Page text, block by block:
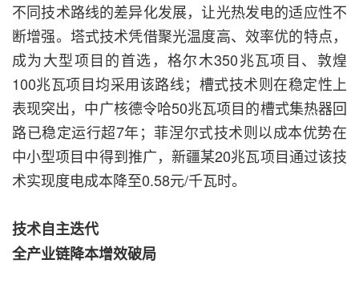
不同技术路线的差异化发展，让光热发电的适应性不
断增强。塔式技术凭借聚光温度高、效率优的特点，
成为大型项目的首选，格尔木350兆瓦项目、敦煌
100兆瓦项目均采用该路线；槽式技术则在稳定性上
表现突出，中广核德令哈50兆瓦项目的槽式集热器回
路已稳定运行超7年；菲涅尔式技术则以成本优势在
中小型项目中得到推广，新疆某20兆瓦项目通过该技
术实现度电成本降至0.58元/千瓦时。
技术自主迭代
全产业链降本增效破局